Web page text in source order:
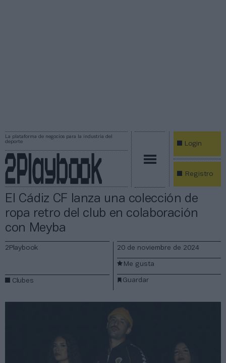
La plataforma de negocios para la industria del
deporte
Login
Registro
El Cádiz CF lanza una colección de
ropa retro del club en colaboración
con Meyba
2Playbook
Clubes
20 de noviembre de 2024
Guardar
Me gusta